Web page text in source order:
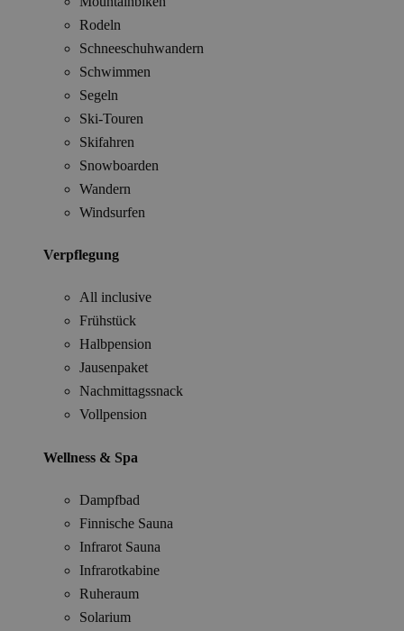
Rodeln
Schneeschuhwandern
Schwimmen
Segeln
Ski-Touren
Skifahren
Snowboarden
Wandern
Windsurfen
Verpflegung
All inclusive
Frühstück
Halbpension
Jausenpaket
Nachmittagssnack
Vollpension
Wellness & Spa
Dampfbad
Finnische Sauna
Infrarot Sauna
Infrarotkabine
Ruheraum
Solarium